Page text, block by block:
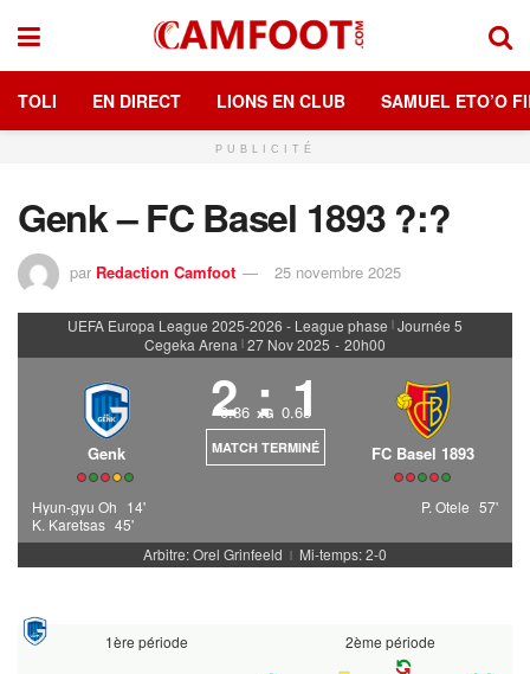
TOLI EN DIRECT LIONS EN CLUB SAMUEL ETO’O
PUBLICITÉ
Genk – FC Basel 1893 ?:?
par Redaction Camfoot 25 novembre 2025
UEFA Europa League 2025-2026 - League phase | Journée 5
Cegeka Arena | 27 Nov 2025 - 20h00
Genk
2 : 1
0.86 xG 0.65
MATCH TERMINÉ FC Basel 1893
Hyun-gyu Oh 14'
K. Karetsas 45'
P. Otele 57'
Arbitre: Orel Grinfeeld | Mi-temps: 2-0
1ère période 2ème période